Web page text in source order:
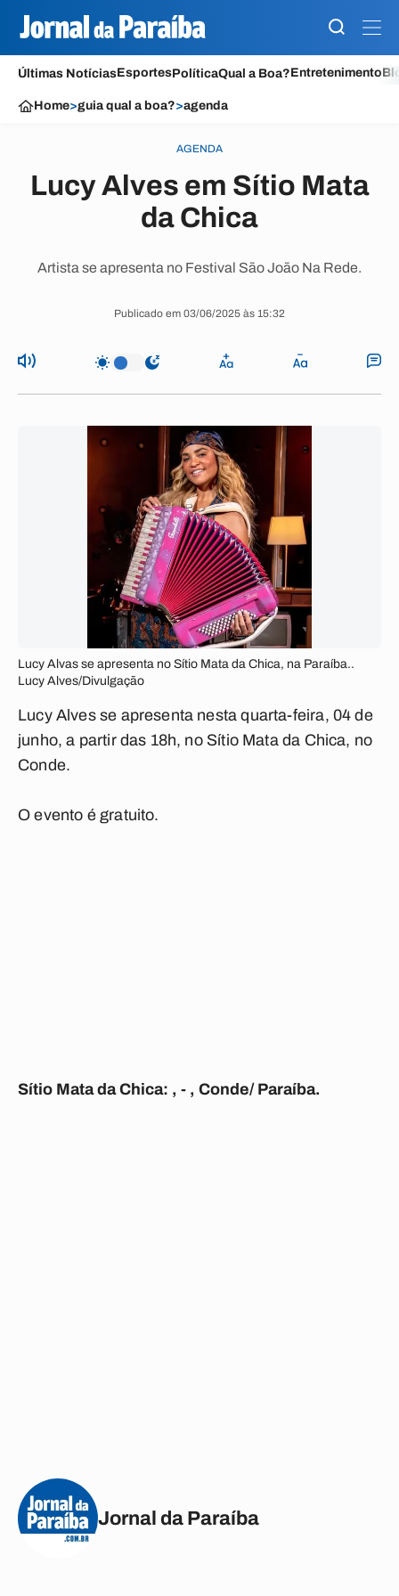
Últimas NotíciasEsportesPolíticaQual a Boa?Entretenimento
Home>guia qual a boa?>agenda
AGENDA
Lucy Alves em Sítio Mata
da Chica
Artista se apresenta no Festival São João Na Rede.
Publicado em 03/06/2025 às 15:32
Lucy Alvas se apresenta no Sítio Mata da Chica, na Paraíba..
Lucy Alves/Divulgação
Lucy Alves se apresenta nesta quarta-feira, 04 de
junho, a partir das 18h, no Sítio Mata da Chica, no
Conde.
O evento é gratuito.
Sítio Mata da Chica: , - , Conde/ Paraíba.
Jornal da Paraíba